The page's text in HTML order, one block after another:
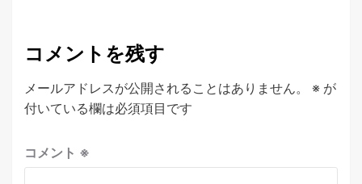
コメントを残す
メールアドレスが公開されることはありません。 ※ が
付いている欄は必須項目です
コメント ※